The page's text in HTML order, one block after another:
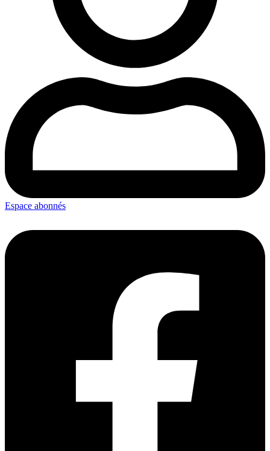
Espace abonnés